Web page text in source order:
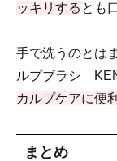
ッキリする とも
手で洗うのとは
ルプブラシ
カルプケアに便
まとめ